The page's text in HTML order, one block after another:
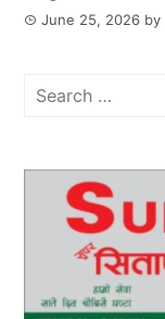
June 25, 2026 by
Search